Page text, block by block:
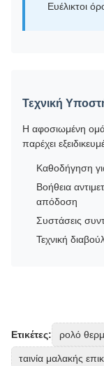
Ευέλικτοι
Τεχνική
Η αφοσιωμένη
παρέχει
Καθοδήγηση
Βοήθεια
απόδοση
Συστάσεις
Τεχνική
Ετικέτες: ρολό
ταινία μαλακής